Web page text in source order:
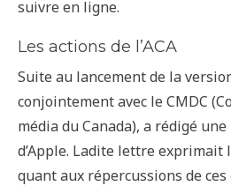
suivre en ligne.
Les actions de l’ACA
Suite au lancement de la version
conjointement avec le CMDC
média du Canada), a rédigé
d’Apple. Ladite lettre exprimait
quant aux répercussions de